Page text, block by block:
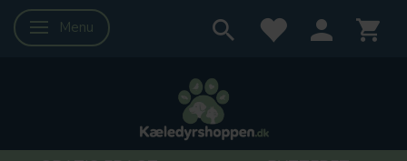
Skifte navigation
Menu